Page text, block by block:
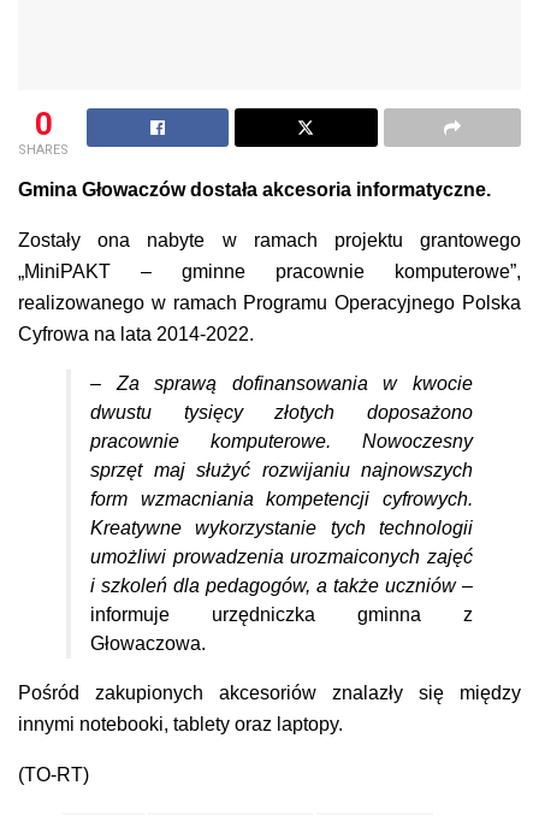
0
SHARES
Gmina Głowaczów dostała akcesoria informatyczne.
Zostały ona nabyte w ramach projektu grantowego
„MiniPAKT – gminne pracownie komputerowe”,
realizowanego w ramach Programu Operacyjnego Polska
Cyfrowa na lata 2014-2022.
– Za sprawą dofinansowania w kwocie
dwustu tysięcy złotych doposażono
pracownie komputerowe. Nowoczesny
sprzęt maj służyć rozwijaniu najnowszych
form wzmacniania kompetencji cyfrowych.
Kreatywne wykorzystanie tych technologii
umożliwi prowadzenia urozmaiconych zajęć
i szkoleń dla pedagogów, a także uczniów –
informuje urzędniczka gminna z
Głowaczowa.
Pośród zakupionych akcesoriów znalazły się między
innymi notebooki, tablety oraz laptopy.
(TO-RT)